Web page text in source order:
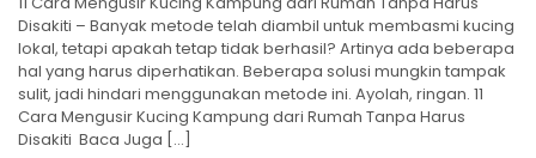
Disakiti – Banyak metode telah diambil untuk membasmi kucing
lokal, tetapi apakah tetap tidak berhasil? Artinya ada beberapa
hal yang harus diperhatikan. Beberapa solusi mungkin tampak
sulit, jadi hindari menggunakan metode ini. Ayolah, ringan. 11
Cara Mengusir Kucing Kampung dari Rumah Tanpa Harus
Disakiti Baca Juga […]